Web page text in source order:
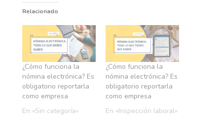
Relacionado
¿Cómo funciona la
nómina electrónica? Es
obligatorio reportarla
como empresa
En «Sin categoría»
¿Cómo funciona la
nómina electrónica? Es
obligatorio reportarla
como empresa
En «Inspección laboral»